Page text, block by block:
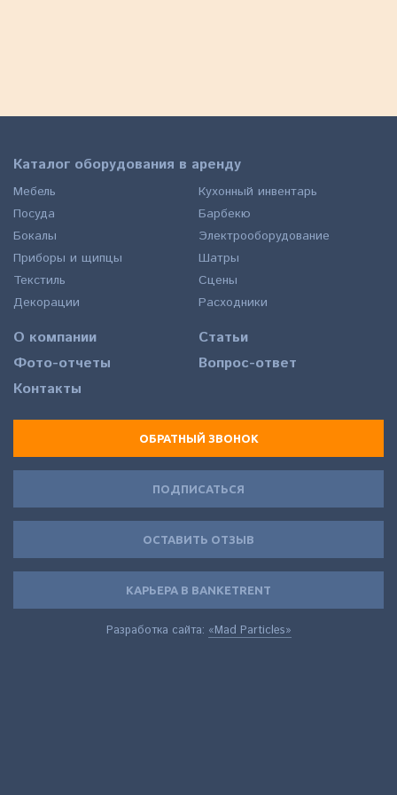
Каталог оборудования в аренду
Мебель
Посуда
Бокалы
Приборы и щипцы
Текстиль
Декорации
Кухонный инвентарь
Барбекю
Электрооборудование
Шатры
Сцены
Расходники
О компании
Статьи
Фото-отчеты
Вопрос-ответ
Контакты
ОБРАТНЫЙ ЗВОНОК
ПОДПИСАТЬСЯ
ОСТАВИТЬ ОТЗЫВ
КАРЬЕРА В BANKETRENT
Разработка сайта: «Mad Particles»